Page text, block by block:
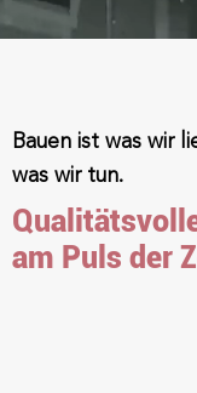
Bauen ist was wir
was wir tun.
am Puls der